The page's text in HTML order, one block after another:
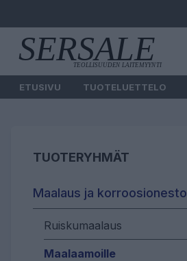
ETUSIVU TUOTELUETTELO
TUOTERYHMÄT
Maalaus ja korroosionesto
Ruiskumaalaus
Maalaamoille